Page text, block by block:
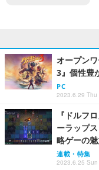
オープン
3』個性豊
PC
2023.6.29 Thu
『ドルフ
ーラップ
略ゲーの
連載・特集
2023.6.25 Sun